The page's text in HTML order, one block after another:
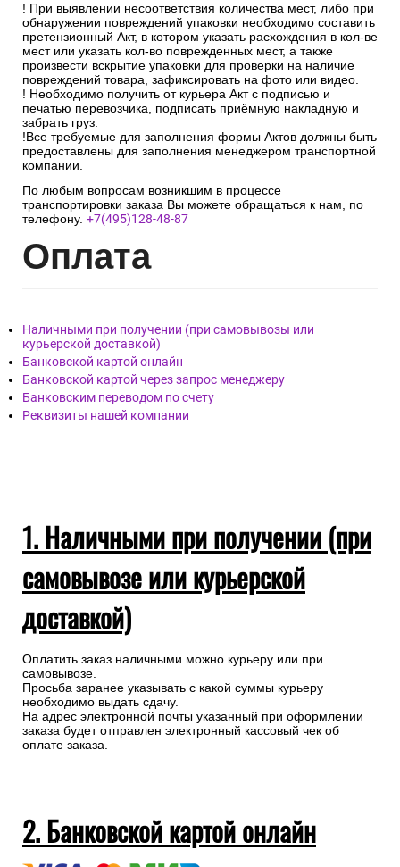
! При выявлении несоответствия количества мест, либо при
обнаружении повреждений упаковки необходимо составить
претензионный Акт, в котором указать расхождения в кол-ве
мест или указать кол-во поврежденных мест, а также
произвести вскрытие упаковки для проверки на наличие
повреждений товара, зафиксировать на фото или видео.
! Необходимо получить от курьера Акт с подписью и
печатью перевозчика, подписать приёмную накладную и
забрать груз.
!Все требуемые для заполнения формы Актов должны быть
предоставлены для заполнения менеджером транспортной
компании.
По любым вопросам возникшим в процессе
транспортировки заказа Вы можете обращаться к нам, по
телефону. +7(495)128-48-87
Оплата
Наличными при получении (при самовывозы или
курьерской доставкой)
Банковской картой онлайн
Банковской картой через запрос менеджеру
Банковским переводом по счету
Реквизиты нашей компании
1. Наличными при получении (при
самовывозе или курьерской
доставкой)
Оплатить заказ наличными можно курьеру или при
самовывозе.
Просьба заранее указывать с какой суммы курьеру
необходимо выдать сдачу.
На адрес электронной почты указанный при оформлении
заказа будет отправлен электронный кассовый чек об
оплате заказа.
2. Банковской картой онлайн